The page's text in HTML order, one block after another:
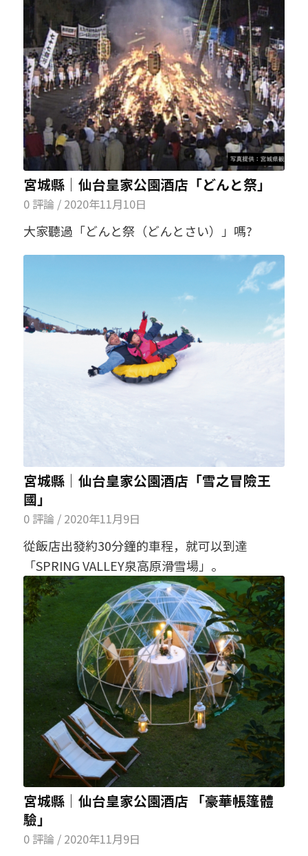
宮城縣│仙台皇家公園酒店「どんと祭」
0 評論 / 2020年11月10日
大家聽過「どんと祭（どんとさい）」嗎?
宮城縣│仙台皇家公園酒店「雪之冒險王
國」
0 評論 / 2020年11月9日
從飯店出發約30分鐘的車程，就可以到達
「SPRING VALLEY泉高原滑雪場」。
宮城縣│仙台皇家公園酒店 「豪華帳篷體
驗」
0 評論 / 2020年11月9日